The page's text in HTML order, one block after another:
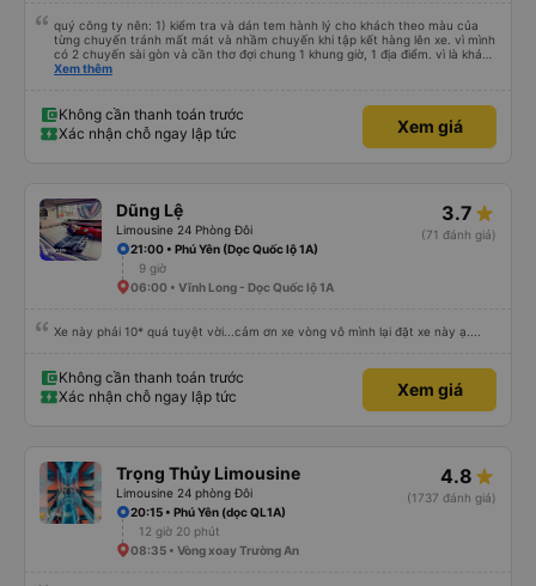
quý công ty nên: 1) kiểm tra và dán tem hành lý cho khách theo màu của
từng chuyến tránh mất mát và nhầm chuyến khi tập kết hàng lên xe. vì mình
có 2 chuyến sài gòn và cần thơ đợi chung 1 khung giờ, 1 địa điểm. vì là khách
thân thiết của quý công ty nên rất hài lòng và tin tưởng. tuy nhiên rất mong
thì chắc chắn quy công ty là nhà xe được yêu thích và lựa chọn số 1 quy
nhơn. rất cảm ơn quý anh chị em cty cũng như chị Thảo đã lắng nghe và
tiếp nhận. " khách hàng thân thiết nhiều năm của nhà xe từ thời sinh viên"
Xem thêm
Không cần thanh toán trước
Xác nhận chỗ ngay lập tức
Xem giá
Dũng Lệ
Limousine 24 Phòng Đôi
3.7
(71 đánh giá)
21:00 • Phú Yên (Dọc Quốc lộ 1A)
9 giờ
06:00 • Vĩnh Long - Dọc Quốc lộ 1A
Xe này phải 10* quá tuyệt vời...cảm ơn xe vòng vô mình lại đặt xe này ạ....
Không cần thanh toán trước
Xác nhận chỗ ngay lập tức
Xem giá
Trọng Thủy Limousine
Limousine 24 phòng Đôi
4.8
(1737 đánh giá)
20:15 • Phú Yên (dọc QL1A)
12 giờ 20 phút
08:35 • Vòng xoay Trường An